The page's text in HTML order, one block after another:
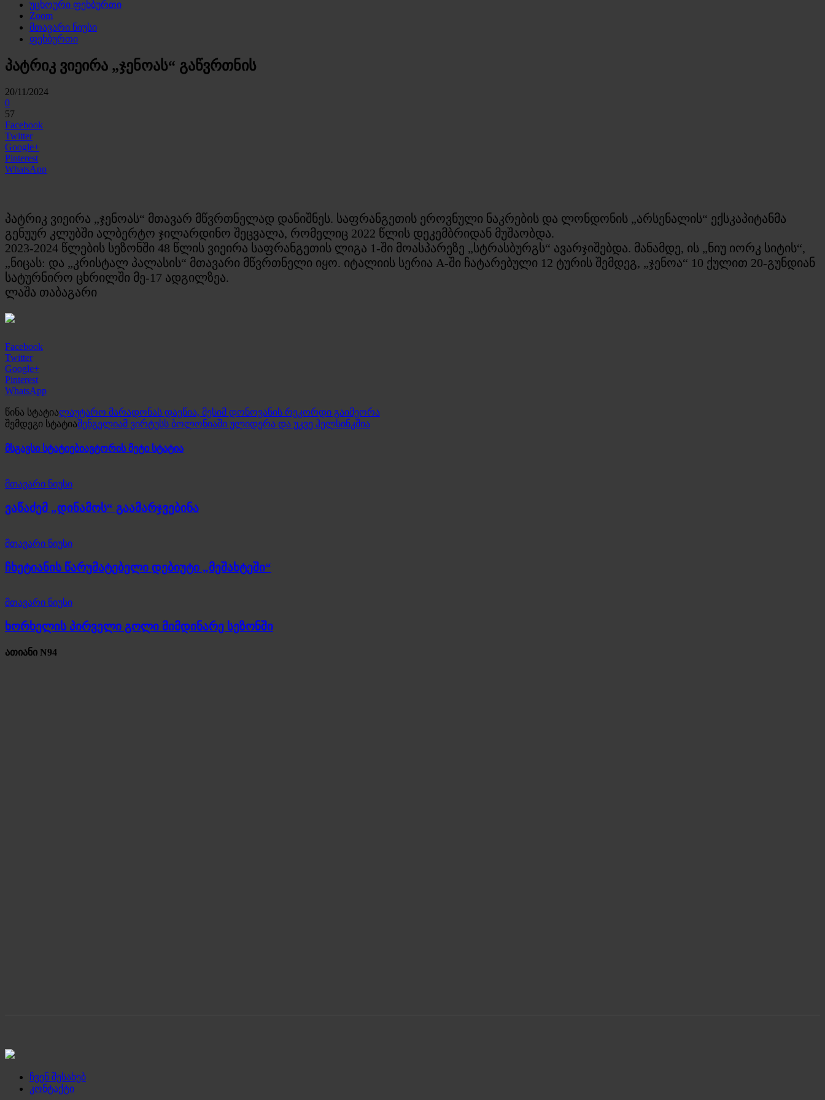
უცხოური ფეხბურთი
Zoom
მთავარი ნიუსი
ფეხბურთი
პატრიკ ვიეირა „ჯენოას“ გაწვრთნის
20/11/2024
0
57
Facebook
Twitter
Google+
Pinterest
WhatsApp
პატრიკ ვიეირა „ჯენოას“ მთავარ მწვრთნელად დანიშნეს. საფრანგეთის ეროვნული ნაკრების და ლონდონის „არსენალის“ ექსკაპიტანმა
გენუურ კლუბში ალბერტო ჯილარდინო შეცვალა, რომელიც 2022 წლის დეკემბრიდან მუშაობდა.
2023-2024 წლების სეზონში 48 წლის ვიეირა საფრანგეთის ლიგა 1-ში მოასპარეზე „სტრასბურგს“ ავარჯიშებდა. მანამდე, ის „ნიუ იორკ სიტის“,
„ნიცას: და „კრისტალ პალასის“ მთავარი მწვრთნელი იყო. იტალიის სერია A-ში ჩატარებული 12 ტურის შემდეგ, „ჯენოა“ 10 ქულით 20-გუნდიან
სატურნირო ცხრილში მე-17 ადგილზეა.
ლაშა თაბაგარი
Facebook
Twitter
Google+
Pinterest
WhatsApp
წინა სტატიალაუტარო მარადონას დაეწია, მესიმ დონოვანის რეკორდი გაიმეორა
შემდეგი სტატიაშენგელიამ ვირტუსს ბოლონიაში ულიდერა და უკვე ჰელსინკშია
მსგავსი სტატიებიავტორის მეტი სტატია
მთავარი ნიუსი
ვაწაძემ „დინამოს“ გაამარჯვებინა
მთავარი ნიუსი
ჩხეტიანის წარუმატებელი დებიუტი „მეშახტეში“
მთავარი ნიუსი
ხორხელის პირველი გოლი მიმდინარე სეზონში
ათიანი N94
ჩვენ შესახებ
კონტაქტი